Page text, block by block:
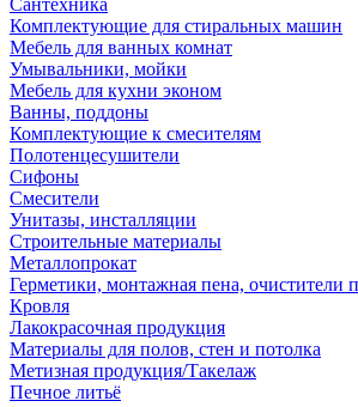
Сантехника
Комплектующие для стиральных машин
Мебель для ванных комнат
Умывальники, мойки
Мебель для кухни эконом
Ванны, поддоны
Комплектующие к смесителям
Полотенцесушители
Сифоны
Смесители
Унитазы, инсталляции
Строительные материалы
Металлопрокат
Герметики, монтажная пена, очистители
Кровля
Лакокрасочная продукция
Материалы для полов, стен и потолка
Метизная продукция/Такелаж
Печное литьё